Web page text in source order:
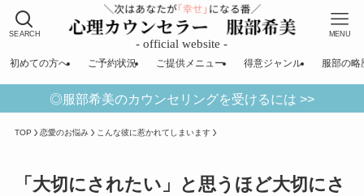
SEARCH MENU
初めての方へ ご予約状況 ご提供メニュー 得意ジャンル 服部の略
◎服部希美のカウンセリングを受けるには >>
TOP 恋愛のお悩み こんな彼に惹かれてしまいます
「大切にされたい」と思うほど大切にさ